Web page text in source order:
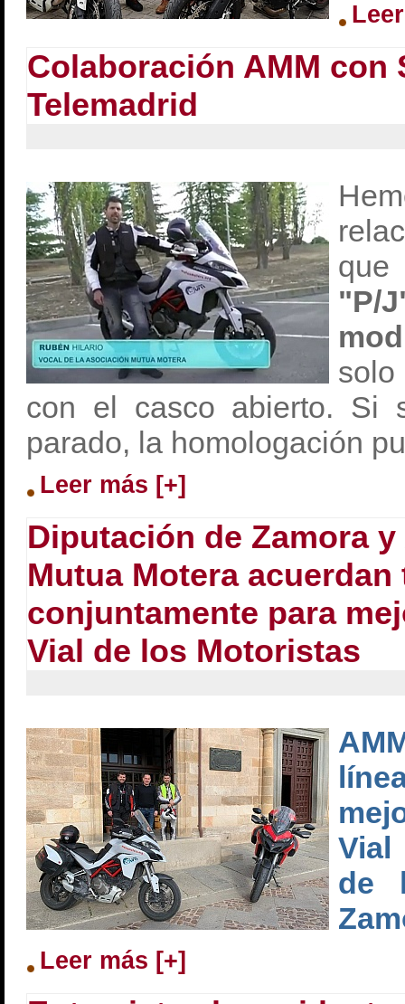
Colaboración AMM con
Telemadrid
solo
con el casco abierto. Si
parado, la homologación
Leer más [+]
Diputación de Zamora
Mutua Motera acuerdan
conjuntamente para
Vial de los Motoristas
Vial
de
Leer más [+]